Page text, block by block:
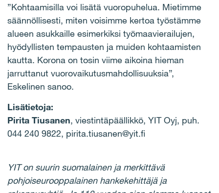
”Kohtaamisilla voi lisätä vuoropuhelua. Mietimme
säännöllisesti, miten voisimme kertoa työstämme
alueen asukkaille esimerkiksi työmaavierailujen,
hyödyllisten tempausten ja muiden kohtaamisten
kautta. Korona on tosin viime aikoina hieman
jarruttanut vuorovaikutusmahdollisuuksia”,
Eskelinen sanoo.
Lisätietoja:
Pirita Tiusanen, viestintäpäällikkö, YIT Oyj, puh.
044 240 9822, pirita.tiusanen@yit.fi
YIT on suurin suomalainen ja merkittävä
pohjoiseurooppalainen hankekehittäjä ja